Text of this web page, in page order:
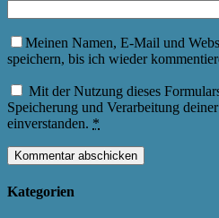
Meinen Namen, E-Mail und
speichern, bis ich wieder
Mit der Nutzung dieses
Speicherung und Verarbeitung
einverstanden. *
Kategorien